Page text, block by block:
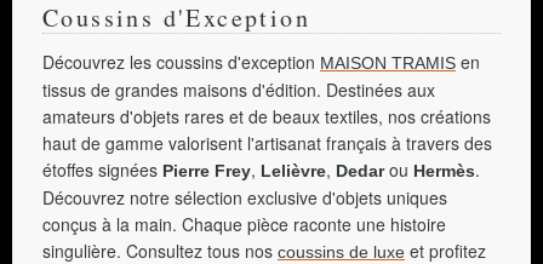
Coussins d'Exception
Découvrez les coussins d'exception MAISON TRAMIS en
tissus de grandes maisons d'édition. Destinées aux
amateurs d'objets rares et de beaux textiles, nos créations
haut de gamme valorisent l'artisanat français à travers des
étoffes signées Pierre Frey, Lelièvre, Dedarou Hermès.
Découvrez notre sélection exclusive d'objets uniques
conçus à la main. Chaque pièce raconte une histoire
singulière. Consultez tous nos coussins de luxe et profitez